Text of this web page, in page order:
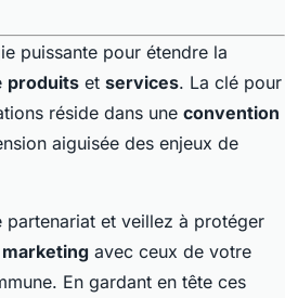
puissante pour étendre la
produits et services. La clé pour
réside dans une convention
aiguisée des enjeux de
et veillez à protéger
avec ceux de votre
En gardant en tête ces